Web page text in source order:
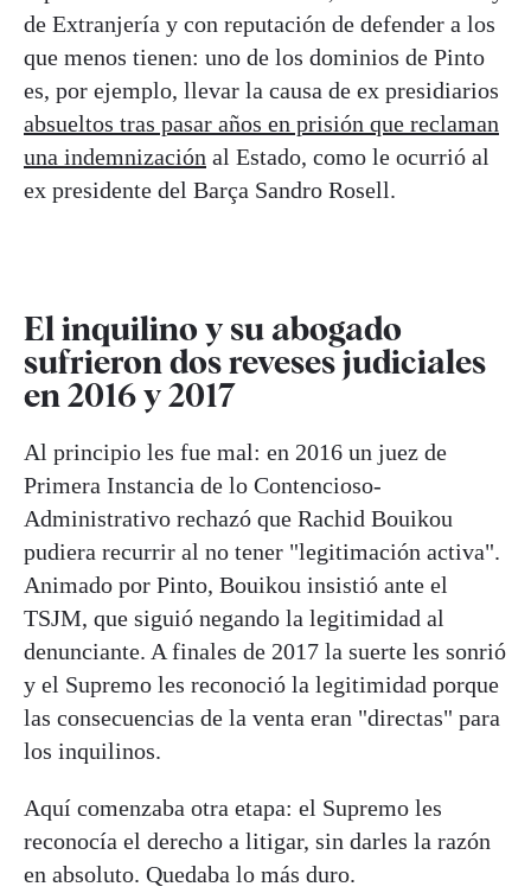
de Extranjería y con reputación de defender a los
que menos tienen: uno de los dominios de Pinto
es, por ejemplo, llevar la causa de ex presidiarios
absueltos tras pasar años en prisión que reclaman
una indemnización al Estado, como le ocurrió al
ex presidente del Barça Sandro Rosell.
El inquilino y su abogado
sufrieron dos reveses judiciales
en 2016 y 2017
Al principio les fue mal: en 2016 un juez de
Primera Instancia de lo Contencioso-
Administrativo rechazó que Rachid Bouikou
pudiera recurrir al no tener "legitimación activa".
Animado por Pinto, Bouikou insistió ante el
TSJM, que siguió negando la legitimidad al
denunciante. A finales de 2017 la suerte les sonrió
y el Supremo les reconoció la legitimidad porque
las consecuencias de la venta eran "directas" para
los inquilinos.
Aquí comenzaba otra etapa: el Supremo les
reconocía el derecho a litigar, sin darles la razón
en absoluto. Quedaba lo más duro.